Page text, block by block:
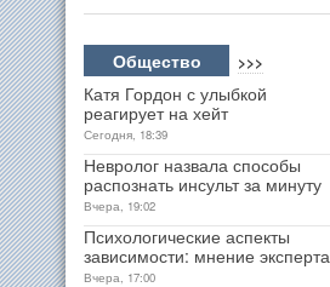
Общество >>>
Катя Гордон с улыбкой
реагирует на хейт
Сегодня, 18:39
Невролог назвала способы
распознать инсульт за минуту
Вчера, 19:02
Психологические аспекты
зависимости: мнение эксперта
Вчера, 17:00